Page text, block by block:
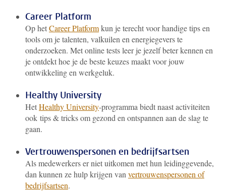
Career Platform
Op hetCareer Platformkun je terecht voor handige tips en
tools om je talenten, valkuilen en energiegevers te
onderzoeken. Met online tests leer je jezelf beter kennen en
je ontdekt hoe je de beste keuzes maakt voor jouw
ontwikkeling en werkgeluk.
Healthy University
HetHealthy University-programma biedt naast activiteiten
ook tips & tricks om gezond en ontspannen aan de slag te
gaan.
Vertrouwenspersonen en bedrijfsartsen
Als medewerkers er niet uitkomen met hun leidinggevende,
dan kunnen ze hulp krijgen van vertrouwenspersonen of
bedrijfsartsen.